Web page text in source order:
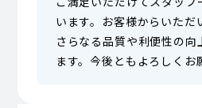
います。お客様からいただ
さらなる品質や利便性の向
ます。今後ともよろしくお